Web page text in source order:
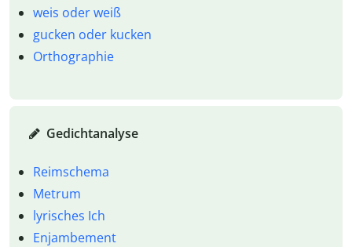
weis oder weiß
gucken oder kucken
Orthographie
Gedichtanalyse
Reimschema
Metrum
lyrisches Ich
Enjambement